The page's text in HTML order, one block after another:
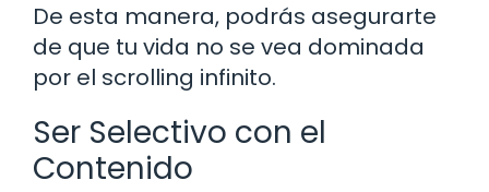
De esta manera, podrás asegurarte
de que tu vida no se vea dominada
por el scrolling infinito.
Ser Selectivo con el
Contenido